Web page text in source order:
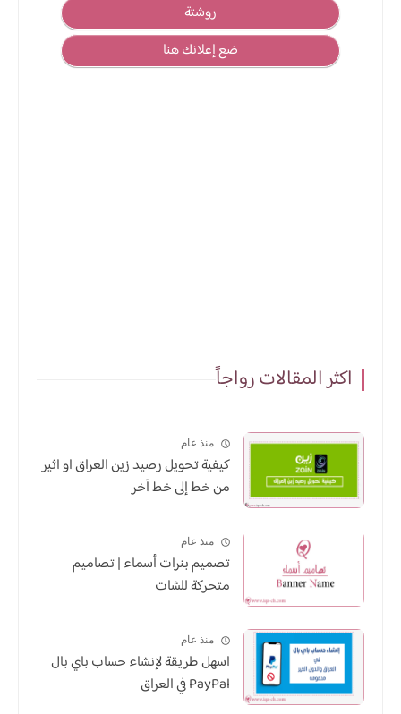
روشتة
ضع إعلانك هنا
اكثر المقالات رواجاً
منذ عام
كيفية تحويل رصيد زين العراق او اثير
من خط إلى خط آخر
منذ عام
تصميم بنرات أسماء | تصاميم
متحركة للشات
منذ عام
اسهل طريقة لإنشاء حساب باي بال
PayPal في العراق